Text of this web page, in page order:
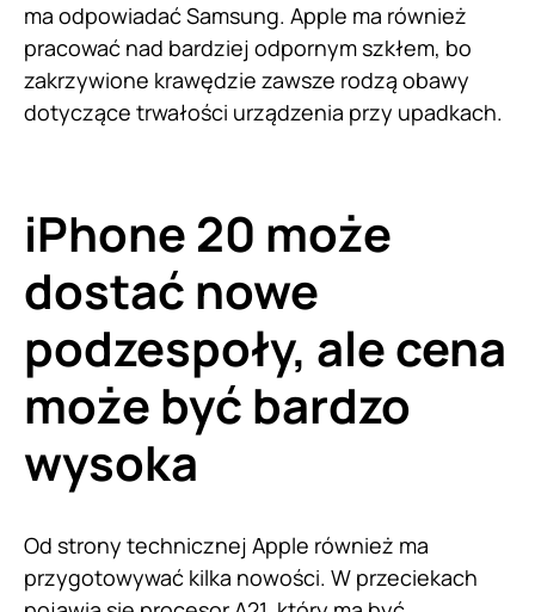
ma odpowiadać Samsung. Apple ma również
pracować nad bardziej odpornym szkłem, bo
zakrzywione krawędzie zawsze rodzą obawy
dotyczące trwałości urządzenia przy upadkach.
iPhone 20 może
dostać nowe
podzespoły, ale cena
może być bardzo
wysoka
Od strony technicznej Apple również ma
przygotowywać kilka nowości. W przeciekach